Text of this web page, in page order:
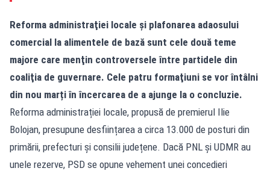
Reforma administraţiei locale şi plafonarea adaosului
comercial la alimentele de bază sunt cele două teme
majore care menţin controversele între partidele din
coaliţia de guvernare. Cele patru formaţiuni se vor întâlni
din nou marți în încercarea de a ajunge la o concluzie.
Reforma administrației locale, propusă de premierul Ilie
Bolojan, presupune desființarea a circa 13.000 de posturi din
primării, prefecturi și consilii județene. Dacă PNL și UDMR au
unele rezerve, PSD se opune vehement unei concedieri